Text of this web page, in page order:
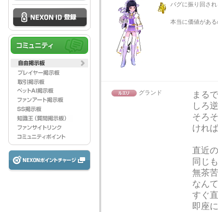
バグに振り回さ
本当に価値があ
グランド
まる
しろ逆
そろ
けれ
直近
同じ
無茶
なん
すぐ
即座